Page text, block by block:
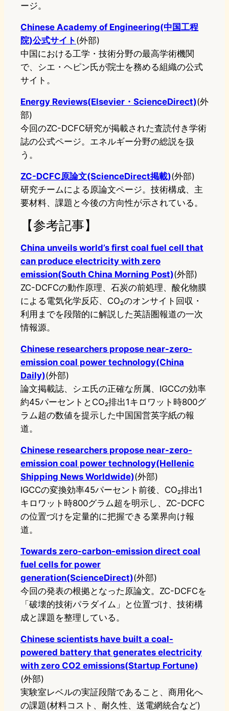
ージ。
Chinese Academy of Engineering(中国工程
院)公式サイト (外部)
中国における工学・技術分野の最高学術機関
で、シエ・ヘピン氏が院士を務める組織の公式
サイト。
Energy Reviews(Elsevier・ScienceDirect)(外
部)
今回のZC-DCFC研究が掲載された査読付き学術
誌の公式ページ。エネルギー分野の総説を扱
う。
ZC-DCFC原論文(ScienceDirect掲載)(外部)
研究チームによる原論文ページ。技術構成、主
要材料、課題と今後の方向性が示されている。
【参考記事】
China unveils world’s first coal fuel cell that
can produce electricity with zero
emission(South China Morning Post)(外部)
ZC-DCFCの動作原理、石炭の前処理、酸化物膜
による電気化学反応、CO₂のオンサイト回収・
利用までを段階的に解説した英語圏報道の一次
情報源。
Chinese researchers propose near-zero-
emission coal power technology(China
Daily)(外部)
論文掲載誌、シエ氏の正確な所属、IGCCの効率
約45パーセントとCO₂排出1キロワット時800グ
ラム超の数値を提示した中国国営英字紙の報
道。
Chinese researchers propose near-zero-
emission coal power technology(Hellenic
Shipping News Worldwide)(外部)
IGCCの変換効率45パーセント前後、CO₂排出1
キロワット時800グラム超を明示し、ZC-DCFC
の位置づけを定量的に把握できる業界向け報
道。
Towards zero-carbon-emission direct coal
fuel cells for power
generation(ScienceDirect)(外部)
今回の発表の根拠となった原論文。ZC-DCFCを
「破壊的技術パラダイム」と位置づけ、技術構
成と課題を整理している。
Chinese scientists have built a coal-
powered battery that generates electricity
with zero CO2 emissions(Startup Fortune)
(外部)
実験室レベルの実証段階であること、商用化へ
の課題(材料コスト、耐久性、送電網統合など)